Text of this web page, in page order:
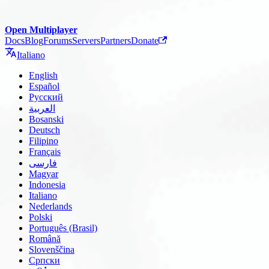
Open Multiplayer
DocsBlogForumsServersPartnersDonate
Italiano
English
Español
Русский
العربية
Bosanski
Deutsch
Filipino
Français
فارسی
Magyar
Indonesia
Italiano
Nederlands
Polski
Português (Brasil)
Română
Slovenščina
Српски